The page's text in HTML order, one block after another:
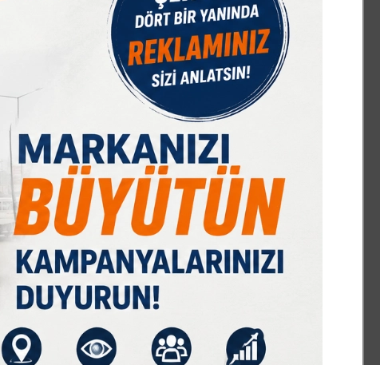
BIST 100
17618,76
%0,09
DOLAR
47,70
% 0,17
EURO
55,03
% 0,03
GRAM ALTIN
Ç. ALTIN